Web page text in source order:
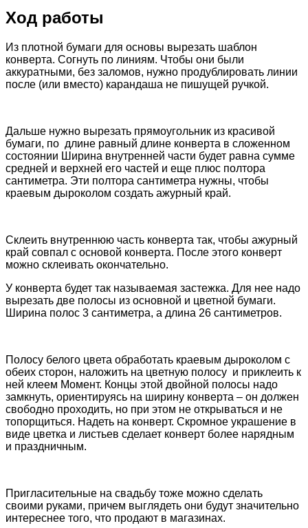
Ход работы
Из плотной бумаги для основы вырезать шаблон
конверта. Согнуть по линиям. Чтобы они были
аккуратными, без заломов, нужно продублировать линии
после (или вместо) карандаша не пишущей ручкой.
Дальше нужно вырезать прямоугольник из красивой
бумаги, по длине равный длине конверта в сложенном
состоянии Ширина внутренней части будет равна сумме
средней и верхней его частей и еще плюс полтора
сантиметра. Эти полтора сантиметра нужны, чтобы
краевым дыроколом создать ажурный край.
Склеить внутреннюю часть конверта так, чтобы ажурный
край совпал с основой конверта. После этого конверт
можно склеивать окончательно.
У конверта будет так называемая застежка. Для нее надо
вырезать две полосы из основной и цветной бумаги.
Ширина полос 3 сантиметра, а длина 26 сантиметров.
Полосу белого цвета обработать краевым дыроколом с
обеих сторон, наложить на цветную полосу и приклеить к
ней клеем Момент. Концы этой двойной полосы надо
замкнуть, ориентируясь на ширину конверта – он должен
свободно проходить, но при этом не открываться и не
топорщиться. Надеть на конверт. Скромное украшение в
виде цветка и листьев сделает конверт более нарядным
и праздничным.
Пригласительные на свадьбу тоже можно сделать
своими руками, причем выглядеть они будут значительно
интереснее того, что продают в магазинах.